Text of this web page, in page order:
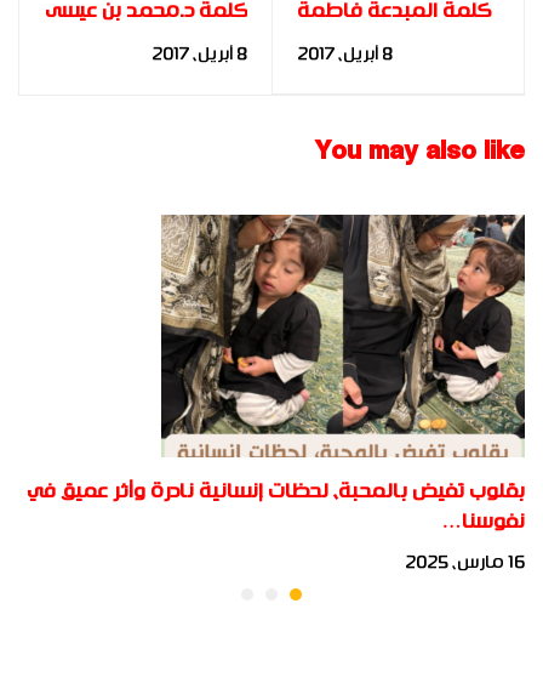
كلمة المبدعة فاطمة
السباعى فى افتتاح
8 أبريل، 2017
كلمة د.محمد بن عيسى
الشاعرى عن المملكة
8 أبريل، 2017
You may also like
بقلوب تفيض بالمحبة، لحظات إنسانية نادرة وأثر عميق في
نفوسنا…
16 مارس، 2025